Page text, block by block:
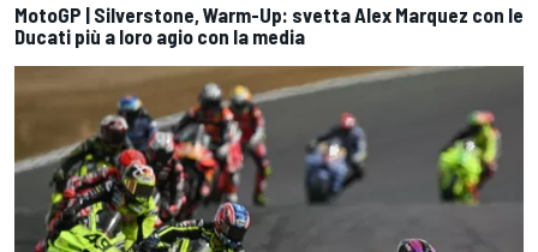
MotoGP | Silverstone, Warm-Up: svetta Alex Marquez con le
Ducati più a loro agio con la media